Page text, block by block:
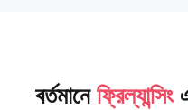
বর্তমানে ফ্রিল্যান্সিং